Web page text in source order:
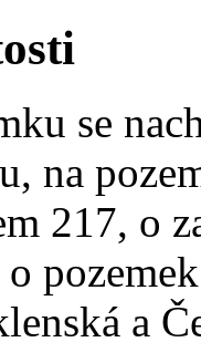
se
na
217, o
a